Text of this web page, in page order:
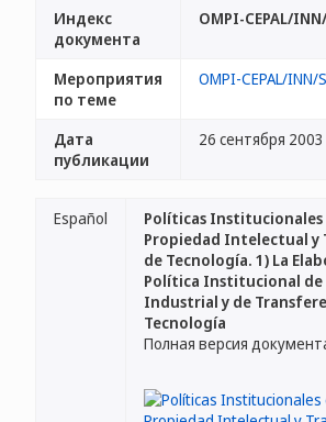
Индекс
документа
OMPI-CEPAL/
Мероприятия
по теме
OMPI-CEPAL/INN/
Дата
публикации
26 сентября 2003
Español
Políticas Institucionales
Propiedad Intelectual y
de Tecnología. 1) La
Política Institucional de
Industrial y de
Tecnología
Полная версия